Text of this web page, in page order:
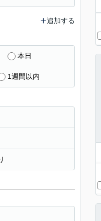
追加する
本日
1週間以内